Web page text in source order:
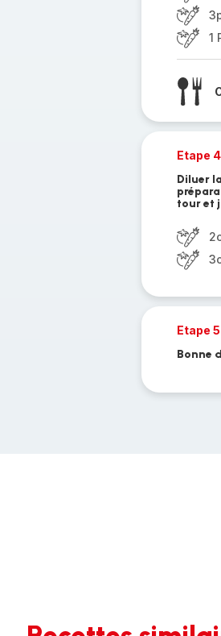
1
Etape 4
Diluer
tour et
Etape 5
Bonne